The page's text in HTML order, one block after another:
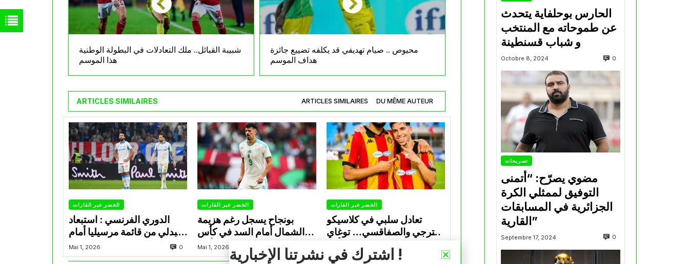
شبيبة القبائل.. ملك التعادلات في البطولة الوطنية
هذا الموسم
محيوص .. صيام تهديفي قد يكلفه تضييع جائزة
هداف الموسم
ARTICLES SIMILAIRES ARTICLES SIMILAIRES DU MÊME AUTEUR
الخضر عبر القارات
الدوري الفرنسي : استبعاد
عبدلي من قائمة مرسيليا أمام
نانت
Mai 1, 2026 0
الخضر عبر القارات
بونجاح يسجل رغم هزيمة
الشمال أمام السد في كأس
الأمير
Mai 1, 2026
الخضر عبر القارات
تعادل سلبي في كلاسيكو
الترجي والصفاقسي… توغاي
Avril 30, 2026
الحارس بوحلفاية يتحدث
عن طموحاته مع المنتخب
و شباب قسنطينة
Octobre 8, 2024 0
تصريحات
مضوي يصرّح: “أتمنى
التوفيق لممثلي الكرة
الجزائرية في المسابقات
القارية”
Septembre 17, 2024 0
اشترك في نشرتنا الإخبارية !